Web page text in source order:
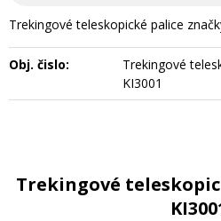
Trekingové teleskopické palice
Obj. čislo:
Trekingové
KI3001
Trekingové